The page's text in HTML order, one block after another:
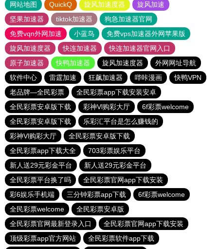
网站地图 QuickQ 旋风加速度器
旋风加速
坚果加速器
tiktok加速器
狗急加速器官网
免费vqn外网加速
小蓝鸟
免费vps加速器外网苹果版
旋风加速度器
快连加速器
快连加速器官网入口
原子加速器
快鸭加速器 旋风加速度器
外网网址导航
软件中心
雷霆加速 狂飙加速器 哔咔漫画
快鸭VPN
老品牌—全民彩票
全民彩票app下载安装安卓
全民彩票安卓版下载
彩神Vl购彩大厅
6f彩票welcome
全民彩票安卓版下载
乐彩汇平台是怎么赚钱的
彩神Vl购彩大厅
全民彩票安卓版下载
全民彩票app下载大全
703彩票娱乐平台
新人送29元彩金平台
新人送29元彩金平台
全民彩票平台换了吗
全民彩票官网app下载安装
彩6娱乐手机端
三分钟彩票app下载
6f彩票welcome
全民彩票welcome
全民彩票安卓版
全民彩票官网最新登录入口
全民彩票官网app下载安装
顶级彩票app官方网站
全民彩票软件app下载